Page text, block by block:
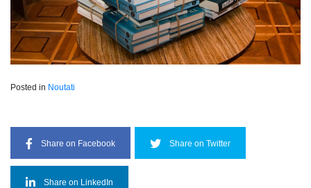
Posted in Noutati
Share on Facebook Share on Twitter
Share on LinkedIn